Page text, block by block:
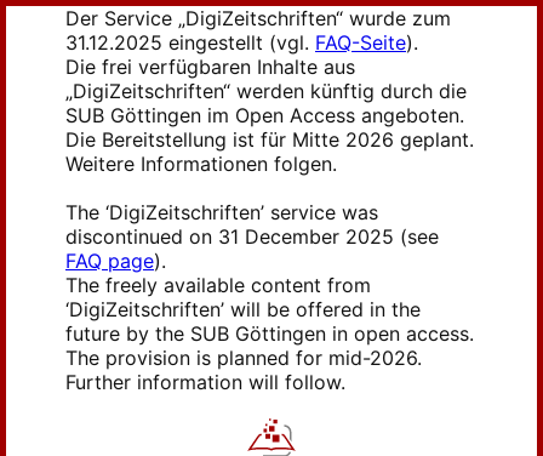
Der Service „DigiZeitschriften“ wurde zum
31.12.2025 eingestellt (vgl. FAQ-Seite).
Die frei verfügbaren Inhalte aus
„DigiZeitschriften“ werden künftig durch die
SUB Göttingen im Open Access angeboten.
Die Bereitstellung ist für Mitte 2026 geplant.
Weitere Informationen folgen.
The ‘DigiZeitschriften’ service was
discontinued on 31 December 2025 (see
FAQ page).
The freely available content from
‘DigiZeitschriften’ will be offered in the
future by the SUB Göttingen in open access.
The provision is planned for mid-2026.
Further information will follow.